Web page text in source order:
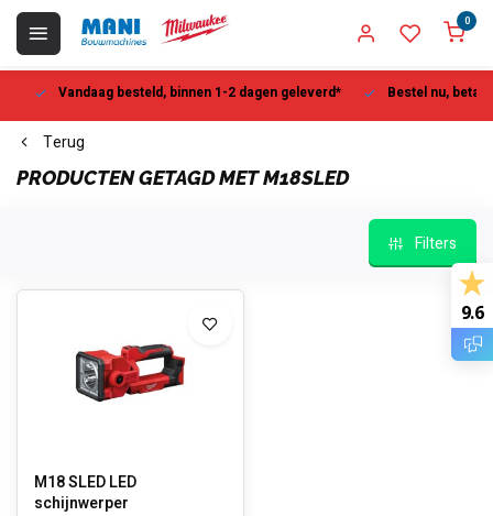
0
Vandaag besteld, binnen 1-2 dagen geleverd* Bestel nu, betaal
Terug
PRODUCTEN GETAGD MET M18SLED
Filters
M18 SLED LED
schijnwerper
9.6